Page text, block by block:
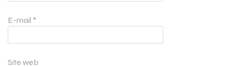
E-mail *
Site web